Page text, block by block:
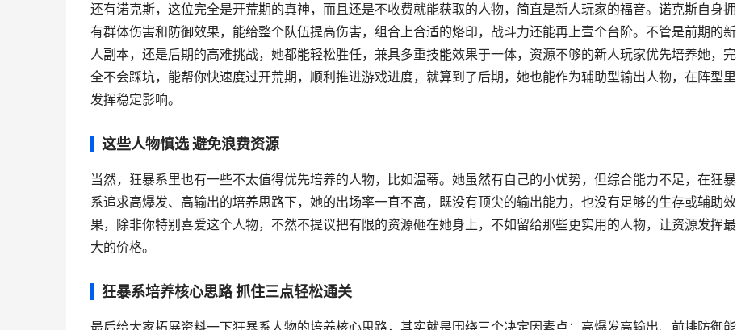
还有诺克斯，这位完全是开荒期的真神，而且还是不收费就能获取的人物，简直是新人玩家的福音。诺克斯自身拥
有群体伤害和防御效果，能给整个队伍提高伤害，组合上合适的烙印，战斗力还能再上壹个台阶。不管是前期的新
人副本，还是后期的高难挑战，她都能轻松胜任，兼具多重技能效果于一体，资源不够的新人玩家优先培养她，完
全不会踩坑，能帮你快速度过开荒期，顺利推进游戏进度，就算到了后期，她也能作为辅助型输出人物，在阵型里
发挥稳定影响。
这些人物慎选 避免浪费资源
当然，狂暴系里也有一些不太值得优先培养的人物，比如温蒂。她虽然有自己的小优势，但综合能力不足，在狂暴
系追求高爆发、高输出的培养思路下，她的出场率一直不高，既没有顶尖的输出能力，也没有足够的生存或辅助效
果，除非你特别喜爱这个人物，不然不提议把有限的资源砸在她身上，不如留给那些更实用的人物，让资源发挥最
大的价格。
狂暴系培养核心思路 抓住三点轻松通关